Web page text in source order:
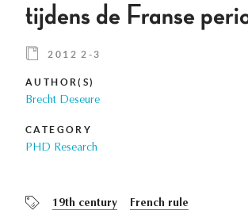
tijdens de Franse
2012 2-3
AUTHOR(S)
Brecht Deseure
CATEGORY
PHD Research
19th century French rule